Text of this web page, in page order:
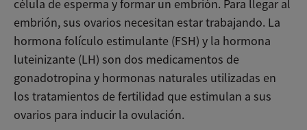
célula de esperma y formar un embrión. Para llegar al
embrión, sus ovarios necesitan estar trabajando. La
hormona folículo estimulante (FSH) y la hormona
luteinizante (LH) son dos medicamentos de
gonadotropina y hormonas naturales utilizadas en
los tratamientos de fertilidad que estimulan a sus
ovarios para inducir la ovulación.